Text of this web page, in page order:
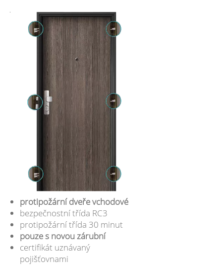
protipožární dveře vchodové
bezpečnostní třída RC3
protipožární třída 30 minut
pouze s novou zárubní
certifikát uznávaný
pojišťovnami